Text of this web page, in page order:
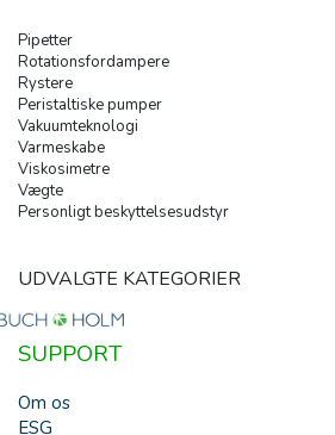
Pipetter
Rotationsfordampere
Rystere
Peristaltiske pumper
Vakuumteknologi
Varmeskabe
Viskosimetre
Vægte
Personligt beskyttelsesudstyr
UDVALGTE KATEGORIER
SUPPORT
Om os
ESG